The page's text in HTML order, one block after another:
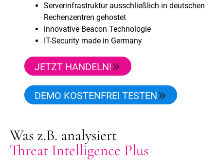
Serverinfrastruktur ausschließlich in deutschen
Rechenzentren gehostet
innovative Beacon Technologie
IT-Security made in Germany
JETZT HANDELN!
DEMO KOSTENFREI TESTEN
Was z.B. analysiert
Threat Intelligence Plus